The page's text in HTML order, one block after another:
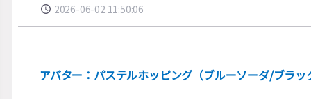
2026-06-02 11:50:06
アバター：パステルホッピング（ブルーソーダ/ブラッ